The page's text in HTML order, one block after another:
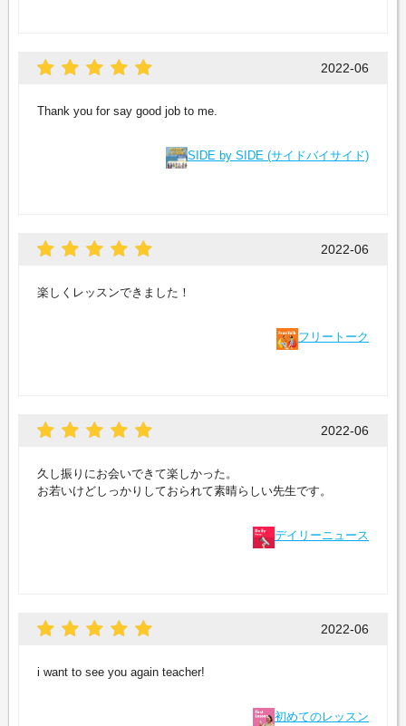
2022-06
Thank you for say good job to me.
SIDE by SIDE (サイドバイサイド)
2022-06
楽しくレッスンできました！
フリートーク
2022-06
久し振りにお会いできて楽しかった。
お若いけどしっかりしておられて素晴らしい先生です。
デイリーニュース
2022-06
i want to see you again teacher!
初めてのレッスン